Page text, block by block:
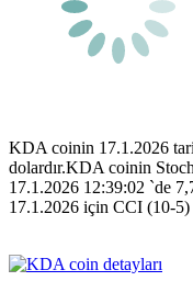
KDA coinin 17.1.2026
dolardır.KDA coinin
17.1.2026 12:39:02 `de
17.1.2026 için CCI (10-